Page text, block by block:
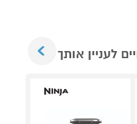
לעניין אותך